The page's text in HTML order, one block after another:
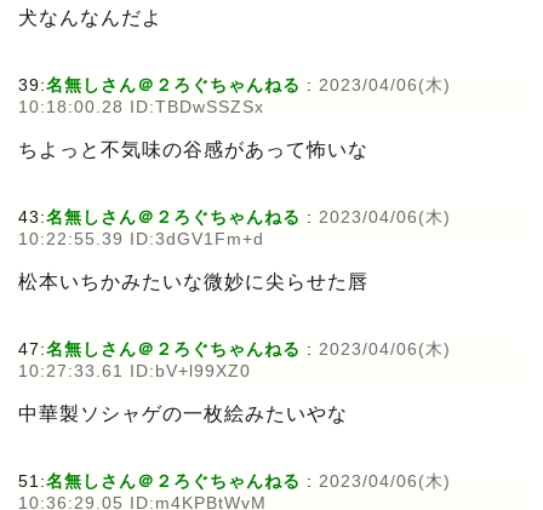
犬なんなんだよ
39:名無しさん＠２ろぐちゃんねる : 2023/04/06(木)
10:18:00.28 ID:TBDwSSZSx
ちよっと不気味の谷感があって怖いな
43:名無しさん＠２ろぐちゃんねる : 2023/04/06(木)
10:22:55.39 ID:3dGV1Fm+d
松本いちかみたいな微妙に尖らせた唇
47:名無しさん＠２ろぐちゃんねる : 2023/04/06(木)
10:27:33.61 ID:bV+l99XZ0
中華製ソシャゲの一枚絵みたいやな
51:名無しさん＠２ろぐちゃんねる : 2023/04/06(木)
10:36:29.05 ID:m4KPBtWvM